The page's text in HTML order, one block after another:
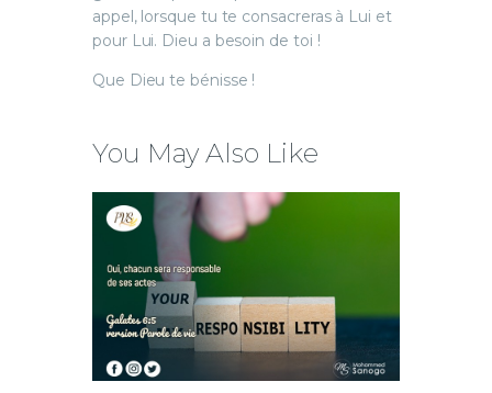
appel, lorsque tu te consacreras à Lui et
pour Lui. Dieu a besoin de toi !
Que Dieu te bénisse !
You May Also Like